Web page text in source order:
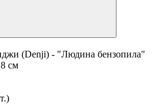
(Denji) - "Людина бензопила"
см